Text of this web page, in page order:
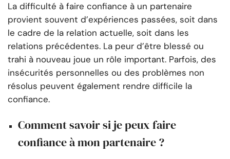
La difficulté à faire confiance à un partenaire
provient souvent d’expériences passées, soit dans
le cadre de la relation actuelle, soit dans les
relations précédentes. La peur d’être blessé ou
trahi à nouveau joue un rôle important. Parfois, des
insécurités personnelles ou des problèmes non
résolus peuvent également rendre difficile la
confiance.
Comment savoir si je peux faire
confiance à mon partenaire ?